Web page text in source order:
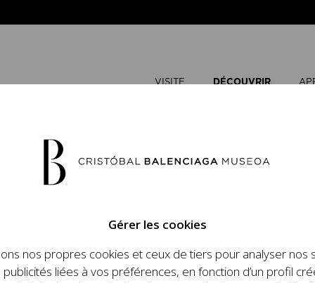
VISITE DÉCOUVRIR
Gérer les cookies
nos propres cookies et ceux de tiers pour analyser nos
liées à vos préférences, en fonction d’un profil